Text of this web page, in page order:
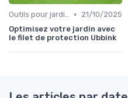
Outils pour jardinage écologique •
21/10/2025
Optimisez votre jardin avec
le filet de protection Ubbink